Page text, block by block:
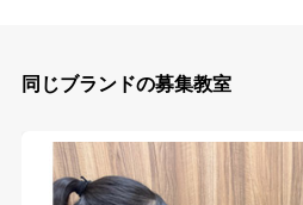
同じブランドの募集教室